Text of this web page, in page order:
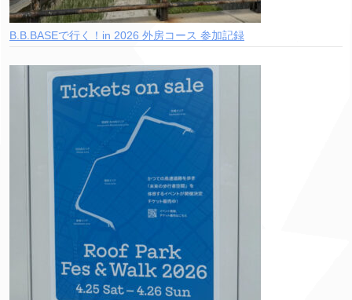
B.B.BASEで行く！in 2026 外房コース 参加記録